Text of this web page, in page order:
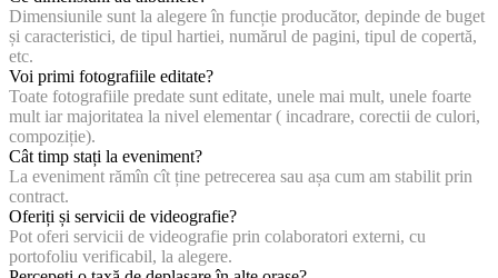
Dimensiunile sunt la alegere în funcție producător, depinde de buget
și caracteristici, de tipul hartiei, numărul de pagini, tipul de copertă,
etc.
Voi primi fotografiile editate?
Toate fotografiile predate sunt editate, unele mai mult, unele foarte
mult iar majoritatea la nivel elementar ( incadrare, corectii de culori,
compoziție).
Cât timp stați la eveniment?
La eveniment rămîn cît ține petrecerea sau așa cum am stabilit prin
contract.
Oferiți și servicii de videografie?
Pot oferi servicii de videografie prin colaboratori externi, cu
portofoliu verificabil, la alegere.